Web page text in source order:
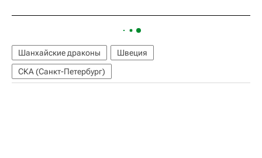
Шанхайские драконы
Швеция
СКА (Санкт-Петербург)